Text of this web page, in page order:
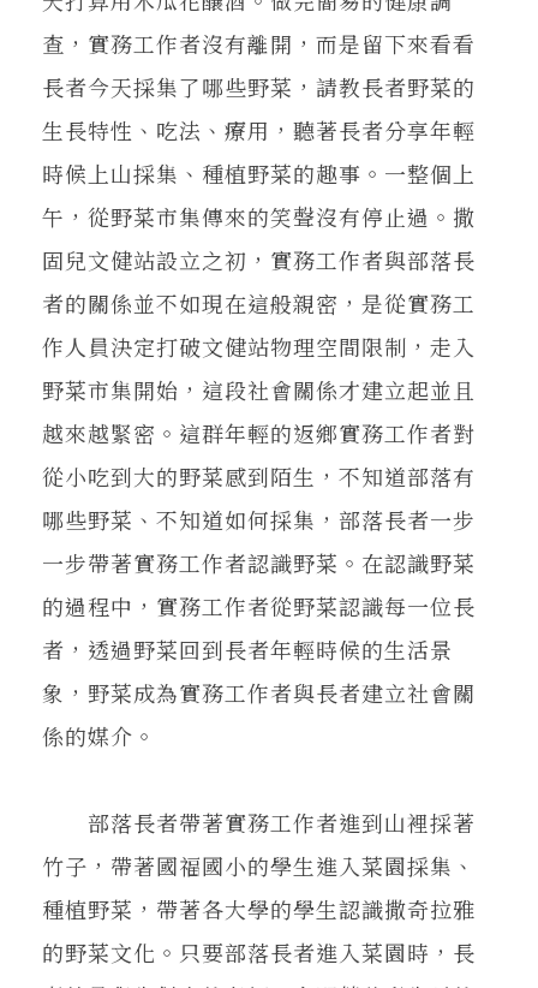
查，實務工作者沒有離開，而是留下來看看
長者今天採集了哪些野菜，請教長者野菜的
生長特性、吃法、療用，聽著長者分享年輕
時候上山採集、種植野菜的趣事。一整個上
午，從野菜市集傳來的笑聲沒有停止過。撒
固兒文健站設立之初，實務工作者與部落長
者的關係並不如現在這般親密，是從實務工
作人員決定打破文健站物理空間限制，走入
野菜市集開始，這段社會關係才建立起並且
越來越緊密。這群年輕的返鄉實務工作者對
從小吃到大的野菜感到陌生，不知道部落有
哪些野菜、不知道如何採集，部落長者一步
一步帶著實務工作者認識野菜。在認識野菜
的過程中，實務工作者從野菜認識每一位長
者，透過野菜回到長者年輕時候的生活景
象，野菜成為實務工作者與長者建立社會關
係的媒介。
部落長者帶著實務工作者進到山裡採著
竹子，帶著國福國小的學生進入菜園採集、
種植野菜，帶著各大學的學生認識撒奇拉雅
的野菜文化。只要部落長者進入菜園時，長